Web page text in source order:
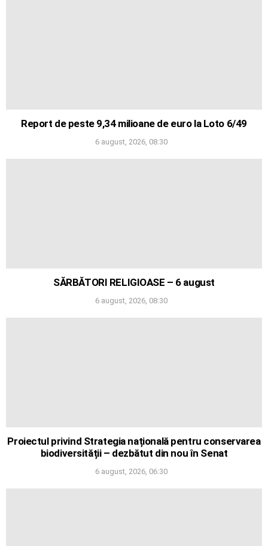
Report de peste 9,34 milioane de euro la Loto 6/49
6 august, 2026, 08:30
SĂRBĂTORI RELIGIOASE – 6 august
6 august, 2026, 08:30
Proiectul privind Strategia națională pentru conservarea
biodiversității – dezbătut din nou în Senat
6 august, 2026, 06:30